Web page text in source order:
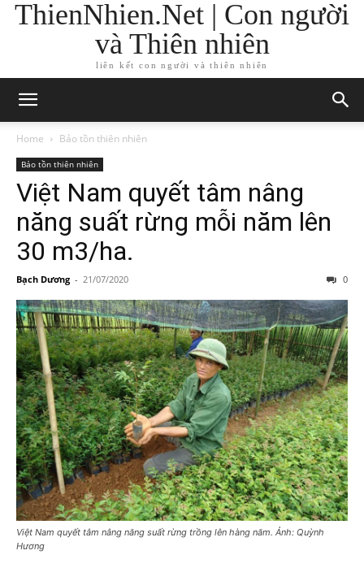
ThienNhien.Net | Con người
và Thiên nhiên
liên kết con người và thiên nhiên
Home Bảo tồn thiên nhiên
Bảo tồn thiên nhiên
Việt Nam quyết tâm nâng
năng suất rừng mỗi năm lên
30 m3/ha.
Bạch Dương - 21/07/2020 0
Việt Nam quyết tâm nâng năng suất rừng trồng lên hàng năm. Ảnh: Quỳnh
Hương